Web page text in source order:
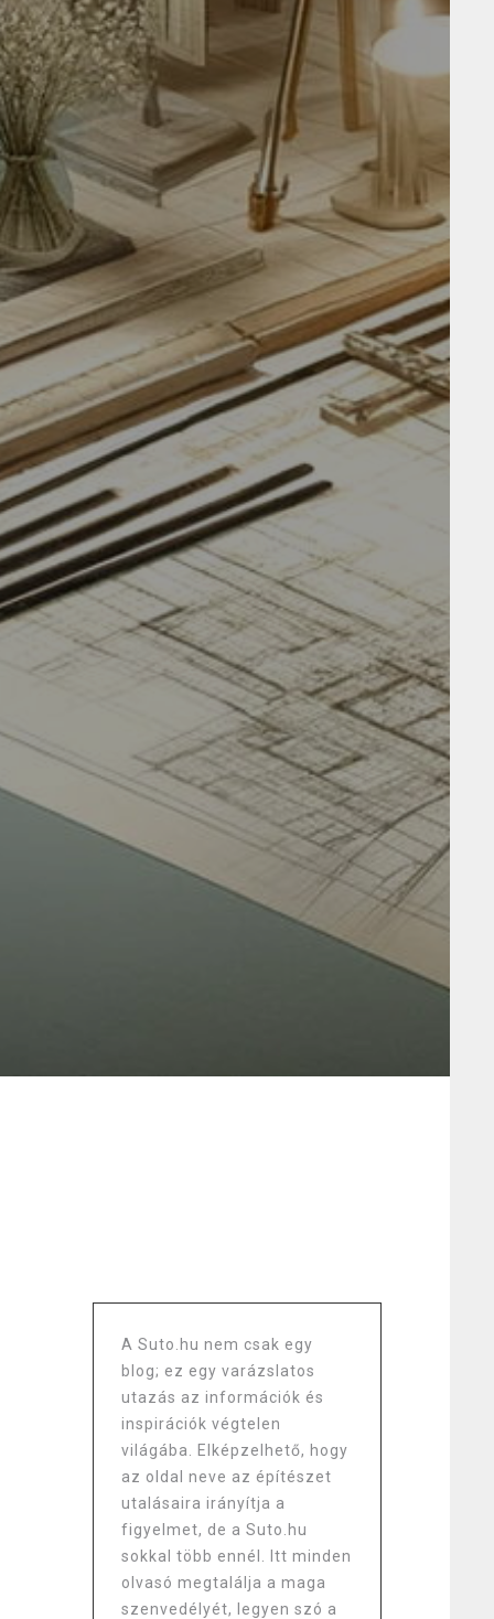
A Suto.hu nem csak egy
blog; ez egy varázslatos
utazás az információk és
inspirációk végtelen
világába. Elképzelhető, hogy
az oldal neve az építészet
utalásaira irányítja a
figyelmet, de a Suto.hu
sokkal több ennél. Itt minden
olvasó megtalálja a maga
szenvedélyét, legyen szó a